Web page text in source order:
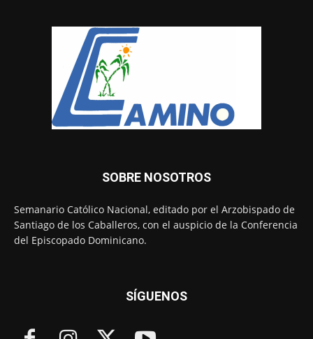
SOBRE NOSOTROS
Semanario Católico Nacional, editado por el Arzobispado de
Santiago de los Caballeros, con el auspicio de la Conferencia
del Episcopado Dominicano.
SÍGUENOS